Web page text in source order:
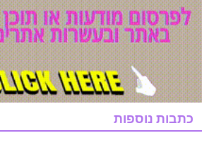
כתבות נוספות